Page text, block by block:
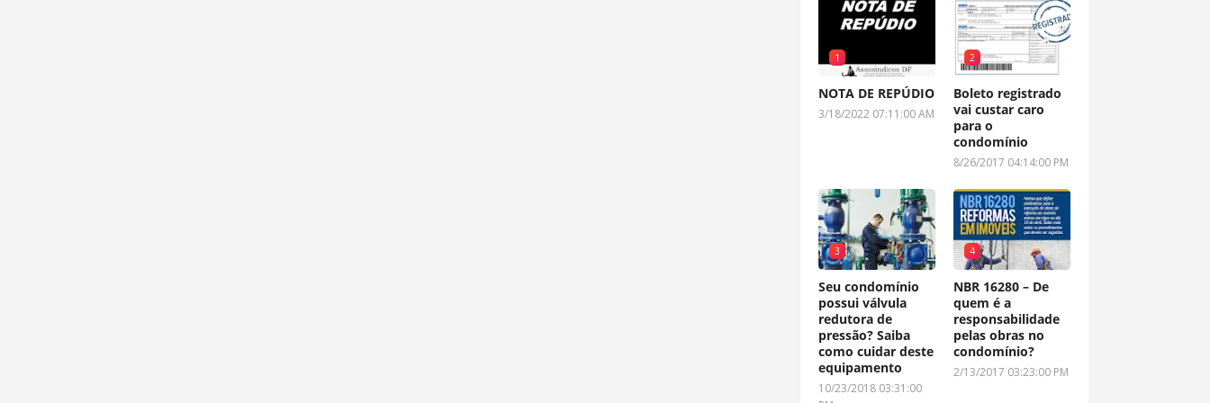
1
NOTA DE REPÚDIO
3/18/2022 07:11:00 AM
2
Boleto registrado
vai custar caro
para o
condomínio
8/26/2017 04:14:00 PM
3
Seu condomínio
possui válvula
redutora de
pressão? Saiba
como cuidar deste
equipamento
10/23/2018 03:31:00
4
NBR 16280 – De
quem é a
responsabilidade
pelas obras no
condomínio?
2/13/2017 03:23:00 PM